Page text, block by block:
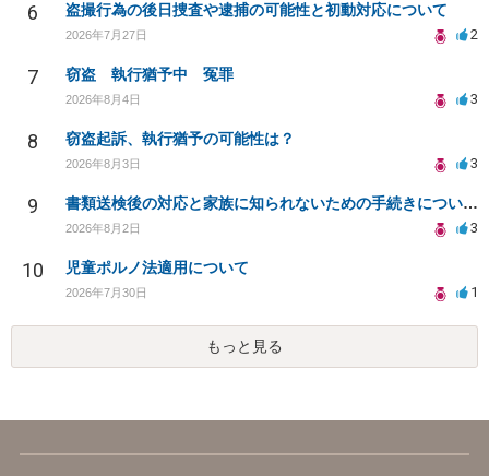
6 盗撮行為の後日捜査や逮捕の可能性と初動対応について
2026年7月27日 2
7 窃盗 執行猶予中 冤罪
2026年8月4日 3
8 窃盗起訴、執行猶予の可能性は？
2026年8月3日 3
9 書類送検後の対応と家族に知られないための手続きについて相談
2026年8月2日 3
10 児童ポルノ法適用について
2026年7月30日 1
もっと見る